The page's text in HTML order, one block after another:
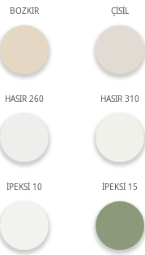
BOZKIR ÇİSİL
HASIR 260 HASIR 310
İPEKSİ 10 İPEKSİ 15